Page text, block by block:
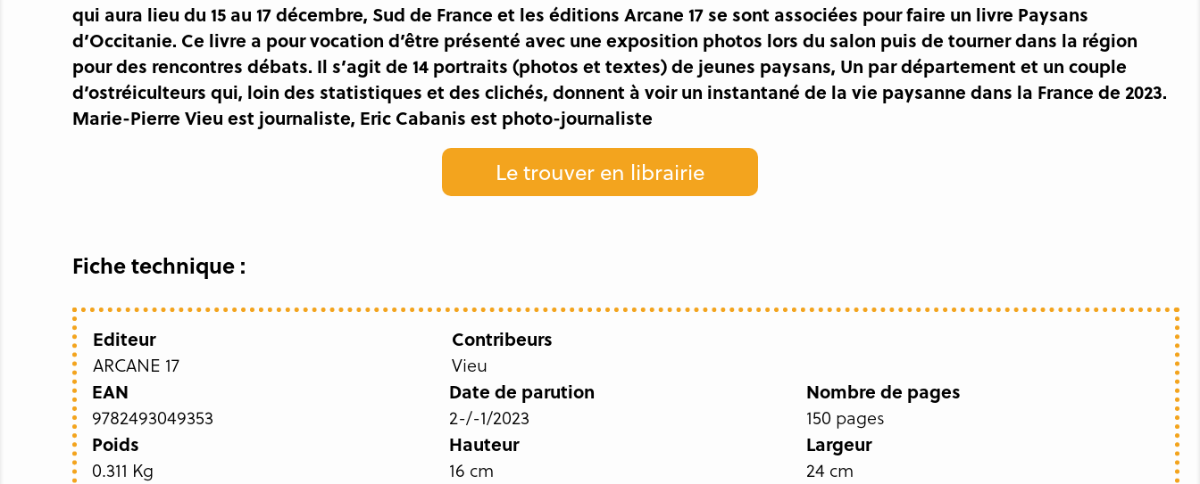
qui aura lieu du 15 au 17 décembre, Sud de France et les éditions Arcane 17 se sont associées pour faire un livre Paysans
d’Occitanie. Ce livre a pour vocation d’être présenté avec une exposition photos lors du salon puis de tourner dans la région
pour des rencontres débats. Il s’agit de 14 portraits (photos et textes) de jeunes paysans, Un par département et un couple
d’ostréiculteurs qui, loin des statistiques et des clichés, donnent à voir un instantané de la vie paysanne dans la France de 2023.
Marie-Pierre Vieu est journaliste, Eric Cabanis est photo-journaliste
Le trouver en librairie
Fiche technique :
Editeur
ARCANE 17
Contribeurs
Vieu
EAN
9782493049353
Date de parution
2-/-1/2023
Nombre de pages
150 pages
Poids
0.311 Kg
Hauteur
16 cm
Largeur
24 cm